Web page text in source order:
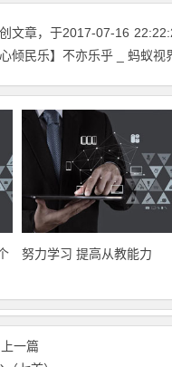
文章，于2017-07-16
心倾民乐】不亦乐乎 _ 蚂蚁视
努力学习 提高从教能力
上一篇